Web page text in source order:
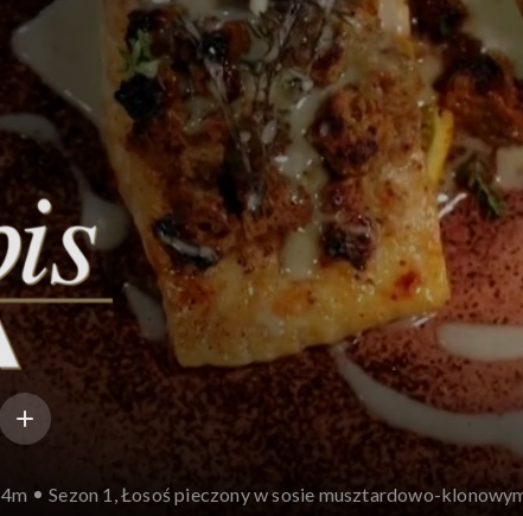
4m Sezon 1, Łosoś pieczony w sosie musztardowo-